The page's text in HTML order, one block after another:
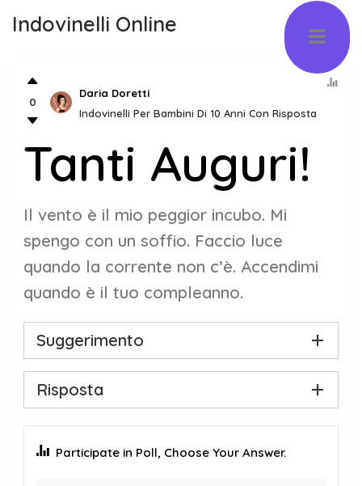
Indovinelli Online
0
Daria Doretti
Indovinelli Per Bambini Di 10 Anni Con Risposta
Tanti Auguri!
Il vento è il mio peggior incubo. Mi
spengo con un soffio. Faccio luce
quando la corrente non c’è. Accendimi
quando è il tuo compleanno.
Suggerimento
Risposta
Participate in Poll, Choose Your Answer.